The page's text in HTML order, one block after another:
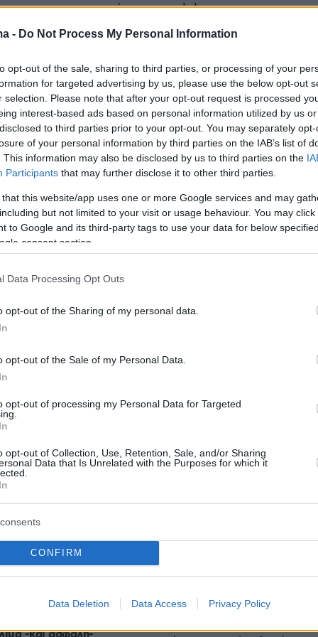
- Do Not Process My Personal Information
opt-out of the sale, sharing to third parties, or processing of your
for targeted advertising by us, please use the below opt-out
selection. Please note that after your opt-out request is processed
interest-based ads based on personal information utilized by us
to third parties prior to your opt-out. You may separately
of your personal information by third parties on the IAB’s list of
This information may also be disclosed by us to third parties on the
Participants that may further disclose it to other third parties.
that this website/app uses one or more Google services and may
but not limited to your visit or usage behaviour. You may
to Google and its third-party tags to use your data for below
consent section.
Data Processing Opt Outs
opt-out of the Sharing of my personal data.
opt-out of the Sale of my Personal Data.
opt-out of processing my Personal Data for Targeted
opt-out of Collection, Use, Retention, Sale, and/or Sharing
Data that Is Unrelated with the Purposes for which it
CONFIRM
Data Deletion Data Access Privacy Policy
προγραμματισμένη η medal race.
στη θέση Νο21, ενώ στην αντίστοιχη
ο ο Βύρωνας Κοκκαλάνης είναι στη 12η
ιστορία πίσω από τη διάσωση του
για ώρες με την τρικυμία, ήταν
να εμβολιαστούν έστω και με μία δόση
Φολέγανδρο - Το «κατηγορώ» της
για ασήμαντη αφορμή και σκότωσε τη
protothema.gr στο Google News
από την Ελλάδα και τον Κόσμο, τη
ΕιδήσειςΔημοφιλή
πριν 14 λεπτά